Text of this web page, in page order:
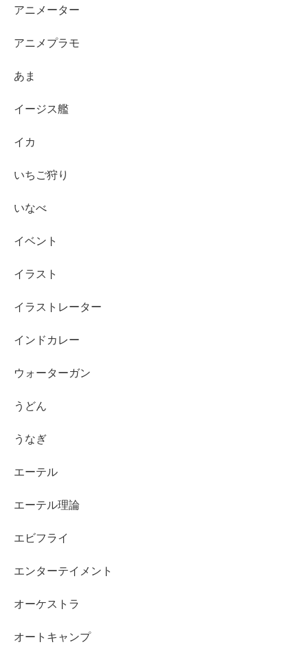
アニメーター
アニメプラモ
あま
イージス艦
イカ
いちご狩り
いなべ
イベント
イラスト
イラストレーター
インドカレー
ウォーターガン
うどん
うなぎ
エーテル
エーテル理論
エビフライ
エンターテイメント
オーケストラ
オートキャンプ